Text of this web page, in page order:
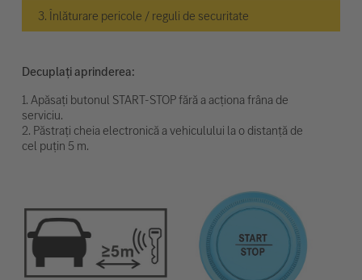
3. Înlăturare pericole / reguli de securitate
Decuplați aprinderea:
1. Apăsați butonul START-STOP fără a acționa frâna de
serviciu.
2. Păstrați cheia electronică a vehiculului la o distanță de
cel puțin 5 m.